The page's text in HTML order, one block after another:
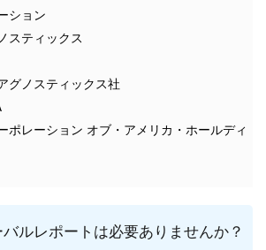
ション
スティックス
グノスティックス社
ポレーション オブ・アメリカ・ホールディ
バルレポートは必要ありませんか？